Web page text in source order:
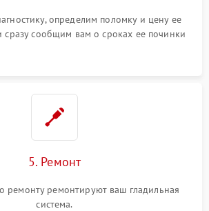
определим поломку и цену ее
сразу сообщим вам о сроках ее починки
5. Ремонт
ремонту ремонтируют ваш гладильная
система.